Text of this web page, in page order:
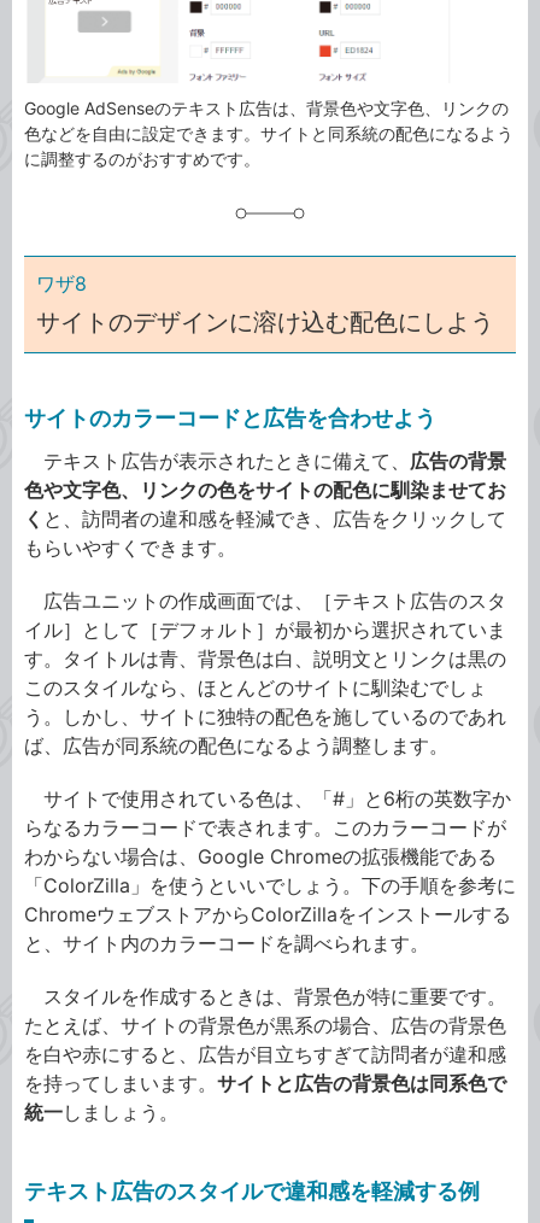
Google AdSenseのテキスト広告は、背景色や文字色、リンクの
色などを自由に設定できます。サイトと同系統の配色になるよう
に調整するのがおすすめです。
ワザ8
サイトのデザインに溶け込む配色にしよう
サイトのカラーコードと広告を合わせよう
テキスト広告が表示されたときに備えて、 広告の背景
色や文字色、リンクの色をサイトの配色に馴染ませてお
く と、訪問者の違和感を軽減でき、広告をクリックして
もらいやすくできます。
広告ユニットの作成画面では、［テキスト広告のスタ
イル］として［デフォルト］が最初から選択されていま
す。タイトルは青、背景色は白、説明文とリンクは黒の
このスタイルなら、ほとんどのサイトに馴染むでしょ
う。しかし、サイトに独特の配色を施しているのであれ
ば、広告が同系統の配色になるよう調整します。
サイトで使用されている色は、「#」と6桁の英数字か
らなるカラーコードで表されます。このカラーコードが
わからない場合は、Google Chromeの拡張機能である
「ColorZilla」を使うといいでしょう。下の手順を参考に
ChromeウェブストアからColorZillaをインストールする
と、サイト内のカラーコードを調べられます。
スタイルを作成するときは、背景色が特に重要です。
たとえば、サイトの背景色が黒系の場合、広告の背景色
を白や赤にすると、広告が目立ちすぎて訪問者が違和感
を持ってしまいます。 サイトと広告の背景色は同系色で
統一しましょう。
テキスト広告のスタイルで違和感を軽減する例